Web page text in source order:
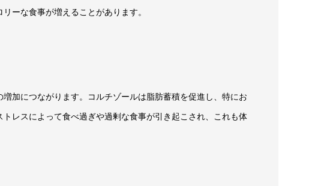
ーな食事が増えることがあります。
加につながります。コルチゾールは脂肪蓄積を促進し、特にお
レスによって食べ過ぎや過剰な食事が引き起こされ、これも体